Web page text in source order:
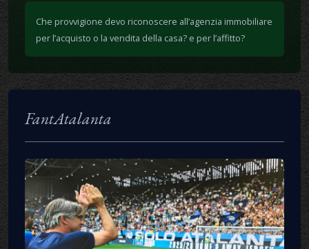
Che provvigione devo riconoscere all’agenzia immobiliare
per l’acquisto o la vendita della casa? e per l’affitto?
FantAtalanta